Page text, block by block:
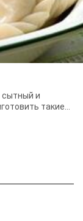
сытный и
такие